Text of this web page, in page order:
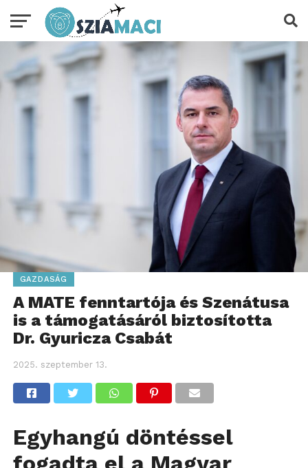
GAZDASÁG
A MATE fenntartója és Szenátusa
is a támogatásáról biztosította
Dr. Gyuricza Csabát
2025. szeptember 13.
Egyhangú döntéssel